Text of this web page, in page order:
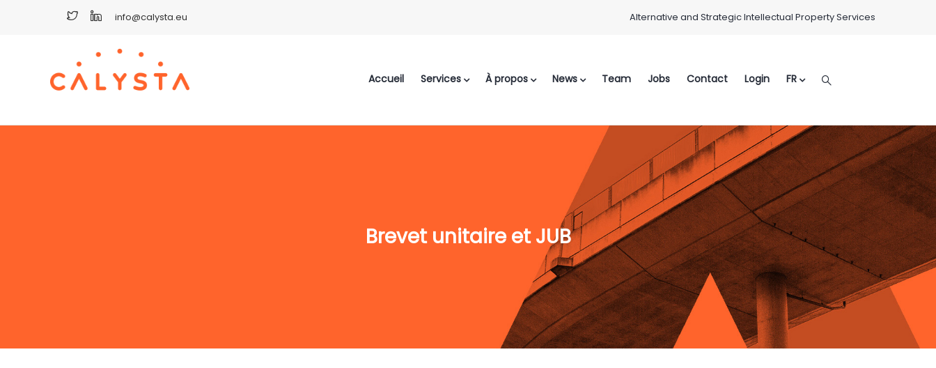
info@calysta.eu Alternative and Strategic Intellectual Property Services
Accueil Services À propos News Team Jobs Contact Login FR
Brevet unitaire et JUB